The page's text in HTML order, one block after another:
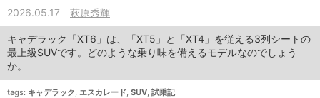
2026.05.17 萩原秀輝
キャデラック「XT6」は、「XT5」と「XT4」を従える3列シートの
最上級SUVです。どのような乗り味を備えるモデルなのでしょう
か。
tags: キャデラック, エスカレード, SUV, 試乗記